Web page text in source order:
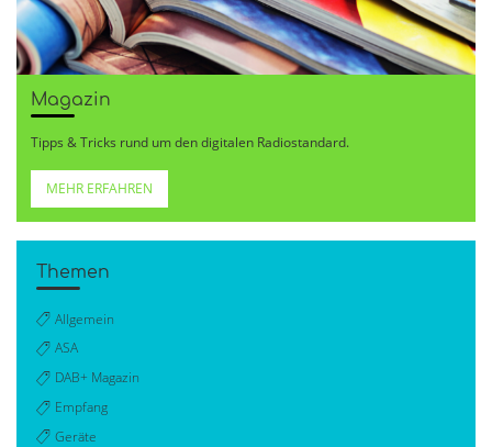
Magazin
Tipps & Tricks rund um den digitalen Radiostandard.
MEHR ERFAHREN
Themen
Allgemein
ASA
DAB+ Magazin
Empfang
Geräte